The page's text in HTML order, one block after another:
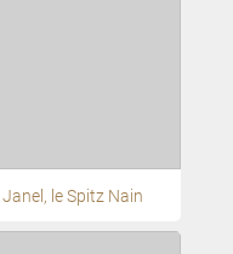
Janel, le Spitz Nain